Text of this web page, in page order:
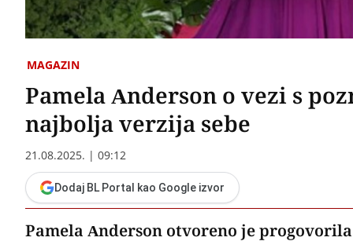
MAGAZIN
Pamela Anderson o vezi s
najbolja verzija sebe
21.08.2025. | 09:12
Dodaj BL Portal kao Google izvor
Pamela Anderson otvoreno je